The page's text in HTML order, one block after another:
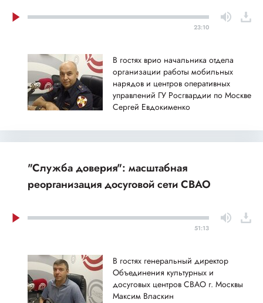
23:10
В гостях врио начальника отдела
организации работы мобильных
нарядов и центров оперативных
управлений ГУ Росгвардии по Москве
Сергей Евдокименко
"Служба доверия": масштабная
реорганизация досуговой сети СВАО
51:13
В гостях генеральный директор
Объединения культурных и
досуговых центров СВАО г. Москвы
Максим Власкин